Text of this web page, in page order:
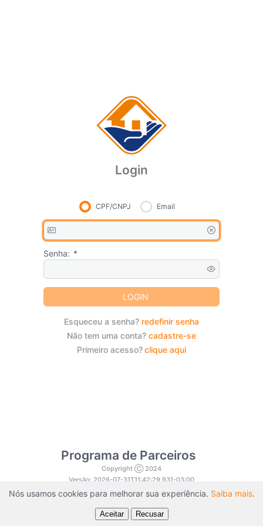
Login
CPF/CNPJ Email
Senha: *
LOGIN
Esqueceu a senha? redefinir senha
Não tem uma conta? cadastre-se
Primeiro acesso? clique aqui
Programa de Parceiros
Copyright Ⓒ 2024
Versão: 2026-07-31T11:42:29.931-03:00
Balaroti PRO
Nós usamos cookies para melhorar sua experiência. Saiba mais.
Aceitar Recusar